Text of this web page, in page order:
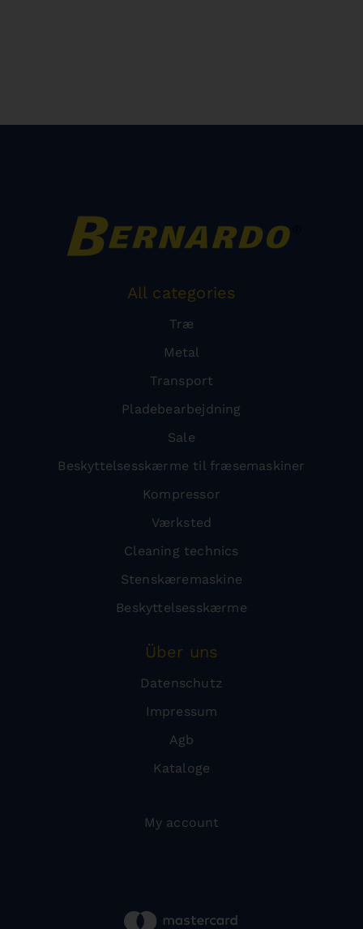
All categories
Træ
Metal
Transport
Pladebearbejdning
Sale
Beskyttelsesskærme til fræsemaskiner
Kompressor
Værksted
Cleaning technics
Stenskæremaskine
Beskyttelsesskærme
Über uns
Datenschutz
Impressum
Agb
Kataloge
My account